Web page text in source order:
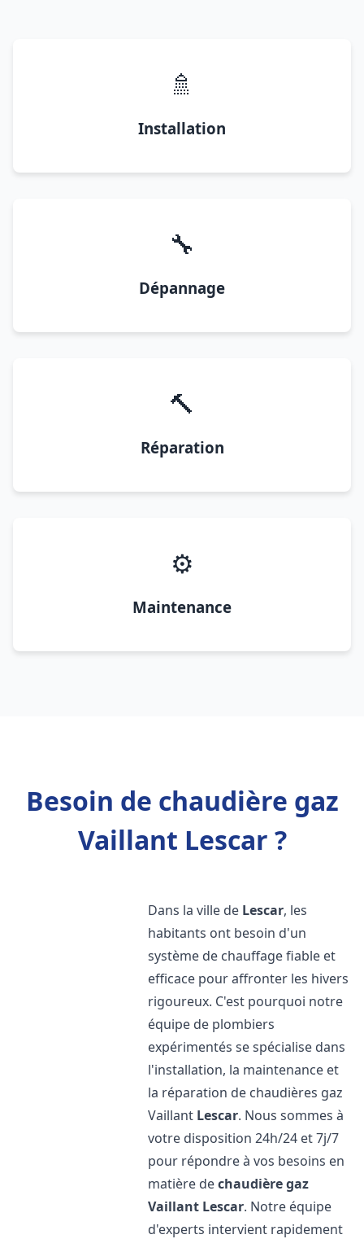
🚿
Installation
🔧
Dépannage
🔨
Réparation
⚙️
Maintenance
Besoin de chaudière gaz
Vaillant Lescar ?
Dans la ville de Lescar, les
habitants ont besoin d'un
système de chauffage fiable et
efficace pour affronter les hivers
rigoureux. C'est pourquoi notre
équipe de plombiers
expérimentés se spécialise dans
l'installation, la maintenance et
la réparation de chaudières gaz
Vaillant Lescar. Nous sommes à
votre disposition 24h/24 et 7j/7
pour répondre à vos besoins en
matière dechaudière gaz
Vaillant Lescar. Notre équipe
d'experts intervient rapidement